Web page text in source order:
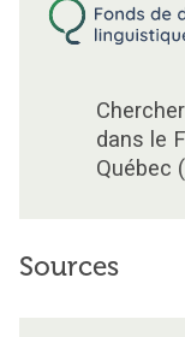
dans le
Québec (
Sources